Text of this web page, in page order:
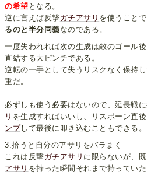
の希望 となる。
逆に言えば反撃ガチアサリ を使うことで
るのと半分同義なのである。
一度失われれば次の生成は敵のゴール
直結する大ピンチである。
逆転の一手として失うリスクなく保持
重だ。
必ずしも使う必要はないので、延長戦
リ を生成すればいいし、リスポーン直
ンプして最後に叩き込むこともできる。
3.拾うと自分のアサリをバラまく
これは反撃ガチアサリ に限らないが、
アサリ を持った瞬間それまで持ってい